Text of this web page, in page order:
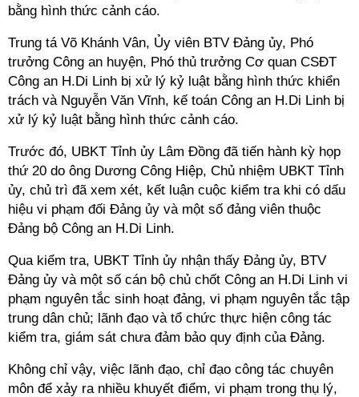
bằng hình thức cảnh cáo.
Trung tá Võ Khánh Vân, Ủy viên BTV Đảng ủy, Phó
trưởng Công an huyện, Phó thủ trưởng Cơ quan CSĐT
Công an H.Di Linh bị xử lý kỷ luật bằng hình thức khiển
trách và Nguyễn Văn Vĩnh, kế toán Công an H.Di Linh bị
xử lý kỷ luật bằng hình thức cảnh cáo.
Trước đó, UBKT Tỉnh ủy Lâm Đồng đã tiến hành kỳ họp
thứ 20 do ông Dương Công Hiệp, Chủ nhiệm UBKT Tỉnh
ủy, chủ trì đã xem xét, kết luận cuộc kiểm tra khi có dấu
hiệu vi phạm đối Đảng ủy và một số đảng viên thuộc
Đảng bộ Công an H.Di Linh.
Qua kiểm tra, UBKT Tỉnh ủy nhận thấy Đảng ủy, BTV
Đảng ủy và một số cán bộ chủ chốt Công an H.Di Linh vi
phạm nguyên tắc sinh hoạt đảng, vi phạm nguyên tắc tập
trung dân chủ; lãnh đạo và tổ chức thực hiện công tác
kiểm tra, giám sát chưa đảm bảo quy định của Đảng.
Không chỉ vậy, việc lãnh đạo, chỉ đạo công tác chuyên
môn để xảy ra nhiều khuyết điểm, vi phạm trong thụ lý,